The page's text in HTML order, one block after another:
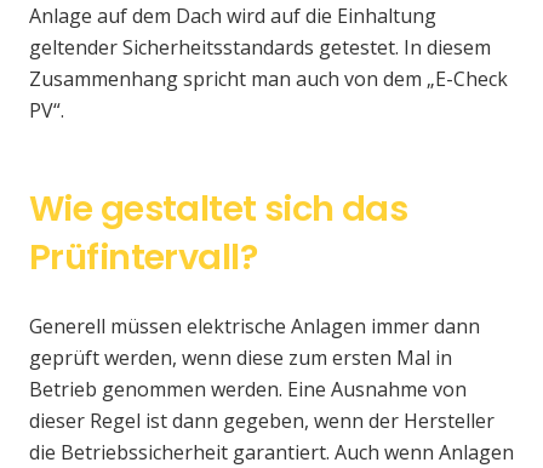
Anlage auf dem Dach wird auf die Einhaltung
geltender Sicherheitsstandards getestet. In diesem
Zusammenhang spricht man auch von dem „E-Check
PV“.
Wie gestaltet sich das
Prüfintervall?
Generell müssen elektrische Anlagen immer dann
geprüft werden, wenn diese zum ersten Mal in
Betrieb genommen werden. Eine Ausnahme von
dieser Regel ist dann gegeben, wenn der Hersteller
die Betriebssicherheit garantiert. Auch wenn Anlagen